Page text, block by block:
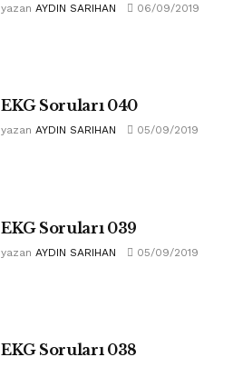
yazan AYDIN SARIHAN 06/09/2019
EKG Soruları 040
yazan AYDIN SARIHAN 05/09/2019
EKG Soruları 039
yazan AYDIN SARIHAN 05/09/2019
EKG Soruları 038